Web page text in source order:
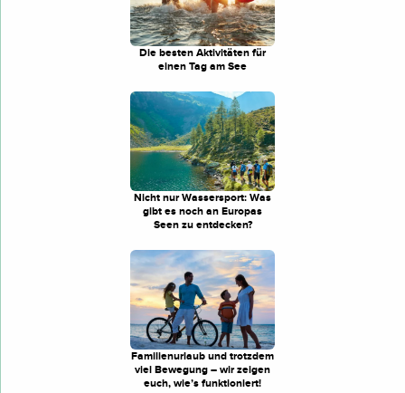
Die besten Aktivitäten für
einen Tag am See
Nicht nur Wassersport: Was
gibt es noch an Europas
Seen zu entdecken?
Familienurlaub und trotzdem
viel Bewegung – wir zeigen
euch, wie’s funktioniert!